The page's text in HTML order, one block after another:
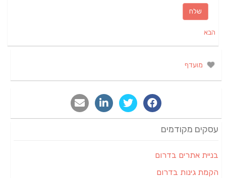
הבא
מועדף
עסקים מקודמים
בניית אתרים בדרום
הקמת גינות בדרום